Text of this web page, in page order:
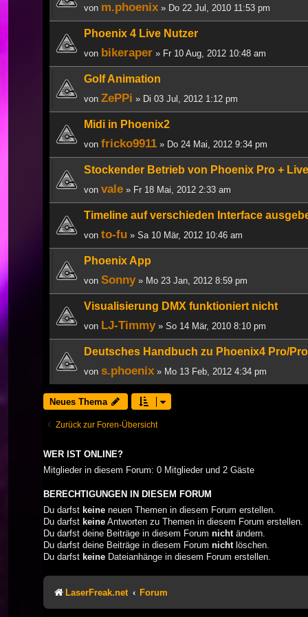
von m.phoenix » Do 22 Jul, 2010 11:53 pm
Phoenix 4 Live Nutzer
von bikeraper » Fr 10 Aug, 2012 10:48 am
Golf Animation
von ZePPi » Di 03 Jul, 2012 1:12 pm
Midi in Phoenix2
von fricko9911 » Do 24 Mai, 2012 9:34 pm
Stockender Betrieb von Phoenix Pro + Live
von vale » Fr 18 Mai, 2012 2:33 am
Timeline auf verschieden Interface
von to-fu » Sa 10 Mär, 2012 10:46 am
Phoenix App
von Sonny» Mo 23 Jan, 2012 8:59 pm
Visualisierung DMX funktioniert nicht
von LJ-Timmy» So 14 Mär, 2010 8:10 pm
Deutsches Handbuch zu Phoenix4 Pro/
von s.phoenix » Mo 13 Feb, 2012 4:34 pm
Neues Thema
Zurück zur Foren-Übersicht
WER IST ONLINE?
Mitglieder in diesem Forum: 0 Mitglieder und 2 Gäste
BERECHTIGUNGEN IN DIESEM FORUM
Du darfst keine neuen Themen in diesem Forum erstellen.
Du darfst keine Antworten zu Themen in diesem Forum erstellen.
Du darfst deine Beiträge in diesem Forum nicht ändern.
Du darfst deine Beiträge in diesem Forum nicht löschen.
Du darfst keine Dateianhänge in diesem Forum erstellen.
LaserFreak.net Forum